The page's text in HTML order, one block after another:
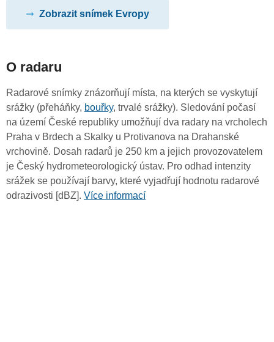
Zobrazit snímek Evropy
O radaru
Radarové snímky znázorňují místa, na kterých se vyskytují
srážky (přeháňky, bouřky, trvalé srážky). Sledování počasí
na území České republiky umožňují dva radary na vrcholech
Praha v Brdech a Skalky u Protivanova na Drahanské
vrchovině. Dosah radarů je 250 km a jejich provozovatelem
je Český hydrometeorologický ústav. Pro odhad intenzity
srážek se používají barvy, které vyjadřují hodnotu radarové
odrazivosti [dBZ]. Více informací